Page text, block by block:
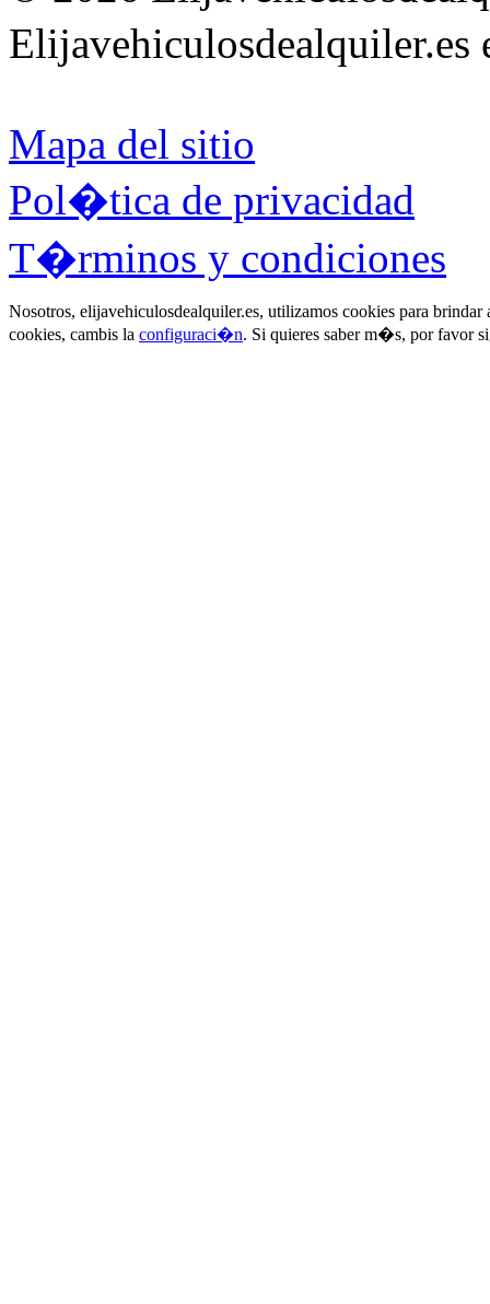
Mapa del sitio
Pol�tica de privacidad
T�rminos y condiciones
Nosotros, elijavehiculosdealquiler.es, utilizamos cookies para brindar
cookies, cambis la configuraci�n. Si quieres saber m�s, por favor